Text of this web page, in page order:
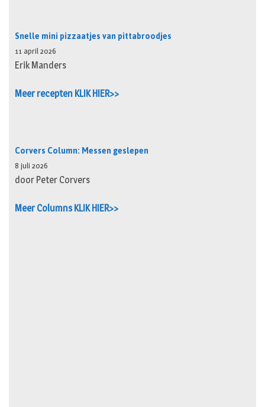
Snelle mini pizzaatjes van pittabroodjes
11 april 2026
Erik Manders
Meer recepten KLIK HIER>>
Corvers Column: Messen geslepen
8 juli 2026
door Peter Corvers
Meer Columns KLIK HIER>>